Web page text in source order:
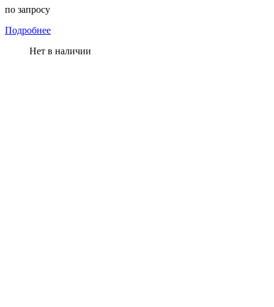
по запросу
Подробнее
Нет в наличии